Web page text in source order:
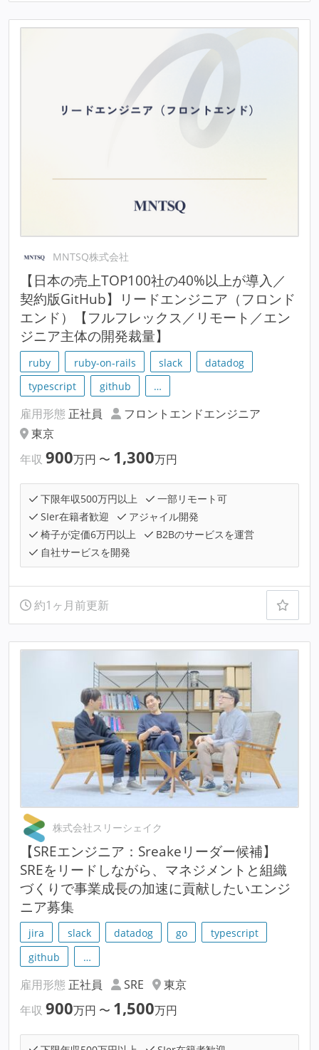
MNTSQ株式会社
【日本の売上TOP100社の40%以上が導入／
契約版GitHub】リードエンジニア（フロンド
エンド）【フルフレックス／リモート／エン
ジニア主体の開発裁量】
ruby ruby-on-rails slack
datadog
typescript
github …
雇用形態 正社員
フロントエンドエンジニア
東京
年収 900万円 〜 1,300万円
下限年収500万円以上
一部リモート可
SIer在籍者歓迎
アジャイル開発
椅子が定価6万円以上
B2Bのサービスを運営
自社サービスを開発
約1ヶ月前更新
株式会社スリーシェイク
【SREエンジニア：Sreakeリーダー候補】
SREをリードしながら、マネジメントと組織
づくりで事業成長の加速に貢献したいエンジ
ニア募集
jira slack datadog go
typescript
github
…
雇用形態 正社員 SRE
東京
年収 900万円 〜 1,500万円